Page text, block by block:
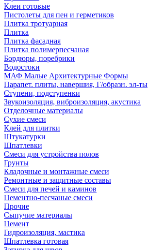
Клеи готовые
Пистолеты для пен и герметиков
Плитка тротуарная
Плитка
Плитка фасадная
Плитка полимерпесчаная
Бордюры, поребрики
Водостоки
МАФ Малые Архитектурные Формы
Парапет. плиты, навершия, Г/образн. эл-ты
Ступени, подступенки
Звукоизоляция, виброизоляция, акустика
Отделочные материалы
Сухие смеси
Клей для плитки
Штукатурки
Шпатлевки
Смеси для устройства полов
Грунты
Кладочные и монтажные смеси
Ремонтные и защитные составы
Смеси для печей и каминов
Цементно-песчаные смеси
Прочие
Сыпучие материалы
Цемент
Гидроизоляция, мастика
Шпатлевка готовая